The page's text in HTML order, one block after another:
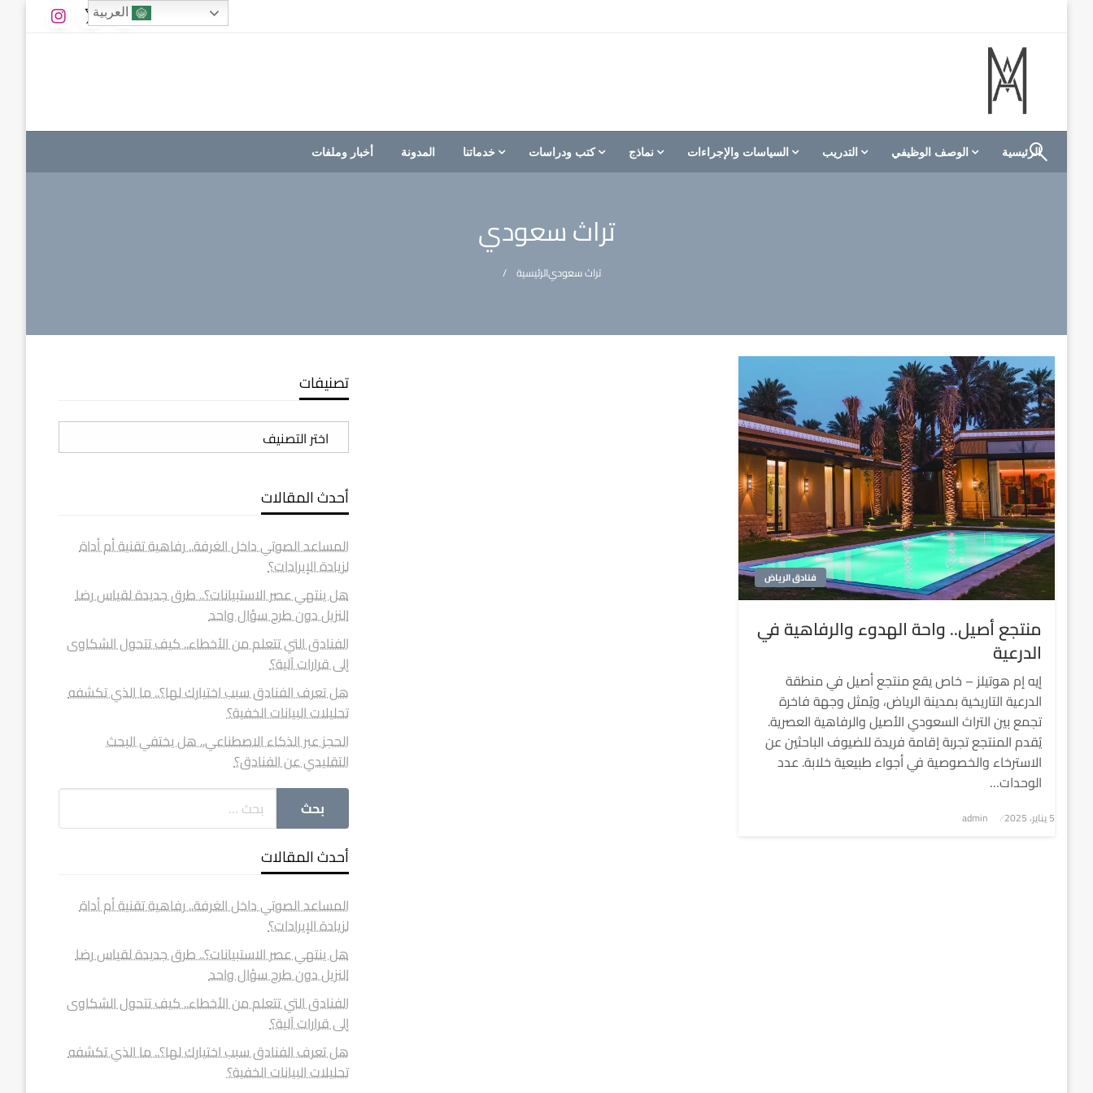
M A hotels | إم ايه هوتيلز
الموقع الأول للعاملين في الفنادق في العالم العربي
الرئيسية الوصف الوظيفي التدريب السياسات والإجراءات نماذج كتب ودراسات خدماتنا المدونة أخبار وملفات
تراث سعودي
الرئيسيةتراث سعودي
فنادق الرياض
منتجع أصيل.. واحة الهدوء والرفاهية في
الدرعية
إيه إم هوتيلز – خاص يقع منتجع أصيل في منطقة
الدرعية التاريخية بمدينة الرياض، ويُمثل وجهة فاخرة
تجمع بين التراث السعودي الأصيل والرفاهية العصرية.
يُقدم المنتجع تجربة إقامة فريدة للضيوف الباحثين عن
الاسترخاء والخصوصية في أجواء طبيعية خلابة. عدد
الوحدات…
نُشر
في5 يناير، 2025 admin
تصنيفات
تصنيفات
أحدث المقالات
المساعد الصوتي داخل الغرفة.. رفاهية تقنية أم أداة
لزيادة الإيرادات؟
هل ينتهي عصر الاستبيانات؟.. طرق جديدة لقياس رضا
النزيل دون طرح سؤال واحد
الفنادق التي تتعلم من الأخطاء.. كيف تتحول الشكاوى
إلى قرارات آلية؟
هل تعرف الفنادق سبب اختيارك لها؟.. ما الذي تكشفه
تحليلات البيانات الخفية؟
الحجز عبر الذكاء الاصطناعي.. هل يختفي البحث
التقليدي عن الفنادق؟
أحدث المقالات
المساعد الصوتي داخل الغرفة.. رفاهية تقنية أم أداة
لزيادة الإيرادات؟
هل ينتهي عصر الاستبيانات؟.. طرق جديدة لقياس رضا
النزيل دون طرح سؤال واحد
الفنادق التي تتعلم من الأخطاء.. كيف تتحول الشكاوى
إلى قرارات آلية؟
هل تعرف الفنادق سبب اختيارك لها؟.. ما الذي تكشفه
تحليلات البيانات الخفية؟
العربية